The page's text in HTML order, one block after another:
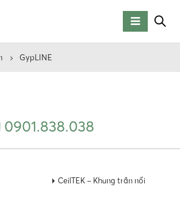
GypLINE
0901.838.038
CeilTEK – Khung trần nổi